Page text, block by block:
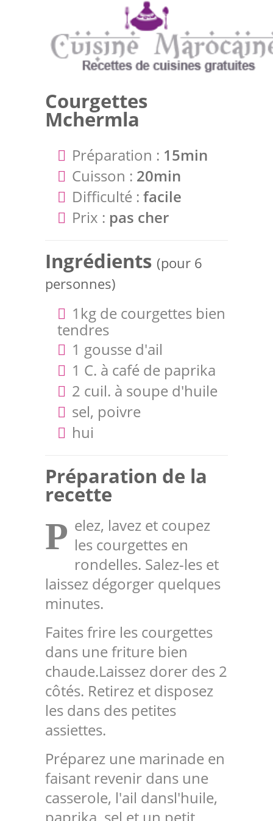
Courgettes
Mchermla
Préparation : 15min
Cuisson : 20min
Difficulté : facile
Prix : pas cher
Ingrédients (pour 6
personnes)
1kg de courgettes bien
tendres
1 gousse d'ail
1 C. à café de paprika
2 cuil. à soupe d'huile
sel, poivre
hui
Préparation de la
recette
P elez, lavez et coupez
les courgettes en
rondelles. Salez-les et
laissez dégorger quelques
minutes.
Faites frire les courgettes
dans une friture bien
chaude.Laissez dorer des 2
côtés. Retirez et disposez
les dans des petites
assiettes.
Préparez une marinade en
faisant revenir dans une
casserole, l'ail dansl'huile,